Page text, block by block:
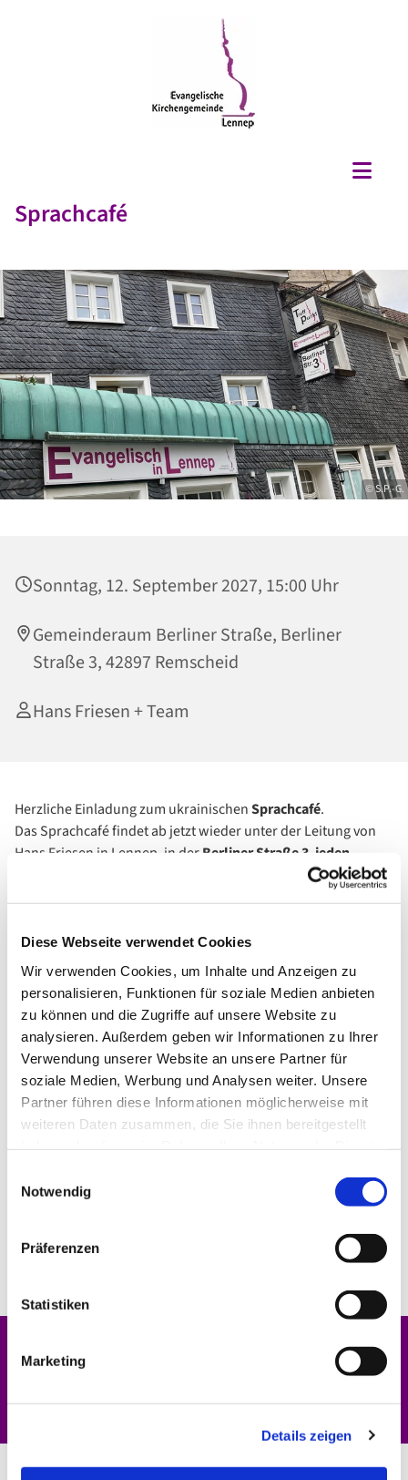
Diese Webseite verwendet Cookies
Wir verwenden Cookies, um Inhalte und Anzeigen zu
personalisieren, Funktionen für soziale Medien anbieten
zu können und die Zugriffe auf unsere Website zu
analysieren. Außerdem geben wir Informationen zu Ihrer
Verwendung unserer Website an unsere Partner für
soziale Medien, Werbung und Analysen weiter. Unsere
Partner führen diese Informationen möglicherweise mit
weiteren Daten zusammen, die Sie ihnen bereitgestellt
Notwendig
Präferenzen
Statistiken
Marketing
Details zeigen
Sprachcafé
© S.P.-G.
Sonntag, 12. September 2027, 15:00 Uhr
Gemeinderaum Berliner Straße, Berliner
Straße 3, 42897 Remscheid
Hans Friesen + Team
Herzliche Einladung zum ukrainischenSprachcafé.
Das Sprachcafé findet ab jetzt wieder unter der Leitung von
Hans Friesen in Lennep, in derBerliner Straße 3 jeden
Dies könnte Sie auch interessieren